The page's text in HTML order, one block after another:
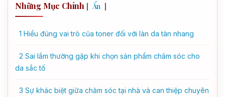
Những Mục Chính [ Ẩn ]
1 Hiểu đúng vai trò của toner đối với làn da tàn nhang
2 Sai lầm thường gặp khi chọn sản phẩm chăm sóc cho
da sắc tố
3 Sự khác biệt giữa chăm sóc tại nhà và can thiệp chuyên